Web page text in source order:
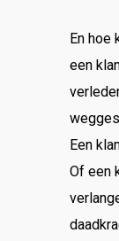
En hoe
een
Een
Of een